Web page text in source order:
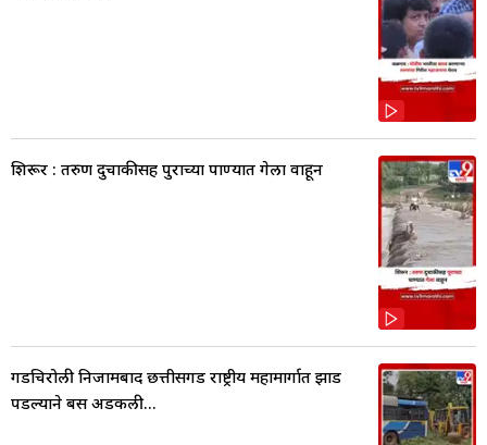
शिरूर : तरुण दुचाकीसह पुराच्या पाण्यात गेला वाहून
गडचिरोली निजामबाद छत्तीसगड राष्ट्रीय महामार्गात झाड
पडल्याने बस अडकली...